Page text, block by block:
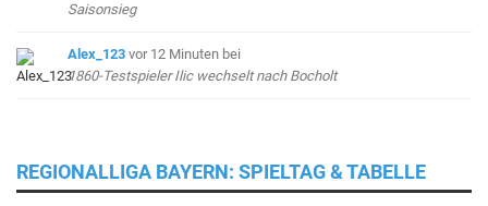
Saisonsieg
Alex_123 vor 12 Minuten bei
1860-Testspieler Ilic wechselt nach Bocholt
REGIONALLIGA BAYERN: SPIELTAG & TABELLE